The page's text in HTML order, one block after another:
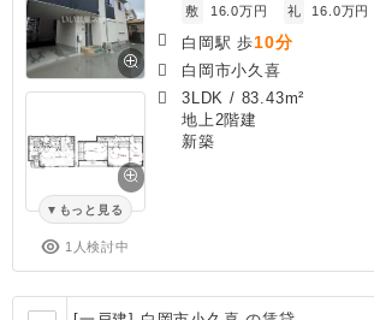
もっと見る
1人検討中
敷
16.0万円 礼 16.0万円
白岡駅 歩10分
白岡市小久喜
3LDK / 83.43m²
地上2階建
新築